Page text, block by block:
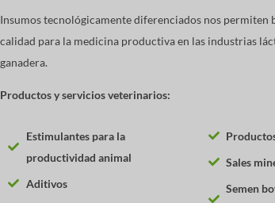
Insumos tecnológicamente diferenciados nos permiten
calidad para la medicina productiva en las industrias
ganadera.
Productos y servicios veterinarios:
Estimulantes para la
productividad animal
Aditivos
Sales
Semen